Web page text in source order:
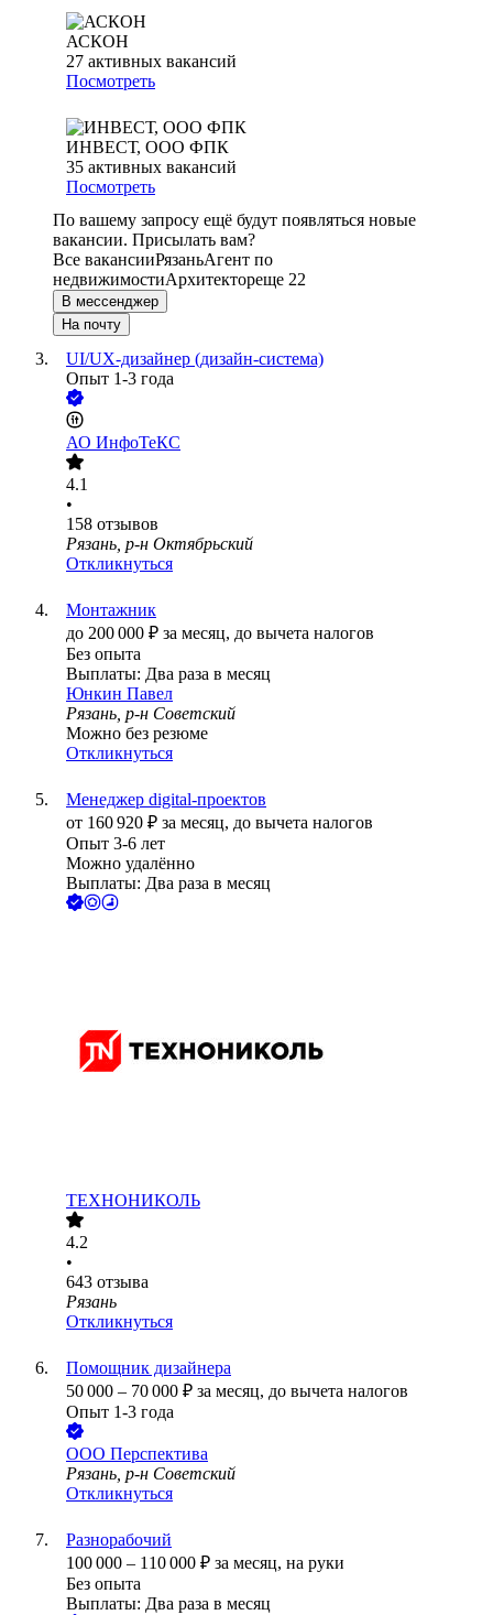
АСКОН
27 активных вакансий
Посмотреть
ИНВЕСТ, ООО ФПК
35 активных вакансий
Посмотреть
По вашему запросу ещё будут появляться новые
вакансии. Присылать вам?
Все вакансииРязаньАгент по
недвижимостиАрхитектореще 22
В мессенджер
На почту
UI/UX-дизайнер (дизайн-система)
Опыт 1-3 года
АО ИнфоТеКС
4.1
•
158 отзывов
Рязань, р-н Октябрьский
Откликнуться
Монтажник
до 200 000 ₽ за месяц, до вычета налогов
Без опыта
Выплаты: Два раза в месяц
Юнкин Павел
Рязань, р-н Советский
Можно без резюме
Откликнуться
Менеджер digital-проектов
от 160 920 ₽ за месяц, до вычета налогов
Опыт 3-6 лет
Можно удалённо
Выплаты: Два раза в месяц
ТЕХНОНИКОЛЬ
4.2
•
643 отзыва
Рязань
Откликнуться
Помощник дизайнера
50 000 – 70 000 ₽ за месяц, до вычета налогов
Опыт 1-3 года
ООО Перспектива
Рязань, р-н Советский
Откликнуться
Разнорабочий
100 000 – 110 000 ₽ за месяц, на руки
Без опыта
Выплаты: Два раза в месяц